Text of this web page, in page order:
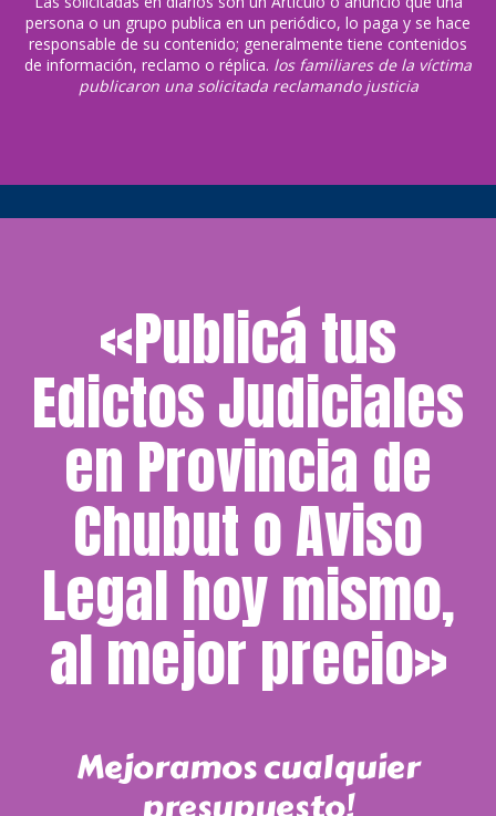
persona o un grupo publica en un periódico, lo paga y se hace
responsable de su contenido; generalmente tiene contenidos
de información, reclamo o réplica. los familiares de la víctima
publicaron una solicitada reclamando justicia
«Publicá tus
Edictos Judiciales
en Provincia de
Chubut o Aviso
Legal hoy mismo,
al mejor precio»
Mejoramos cualquier